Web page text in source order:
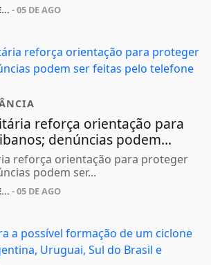
- 05 DE AGO
reforça orientação para
denúncias podem...
reforça orientação para proteger
podem ser...
- 05 DE AGO